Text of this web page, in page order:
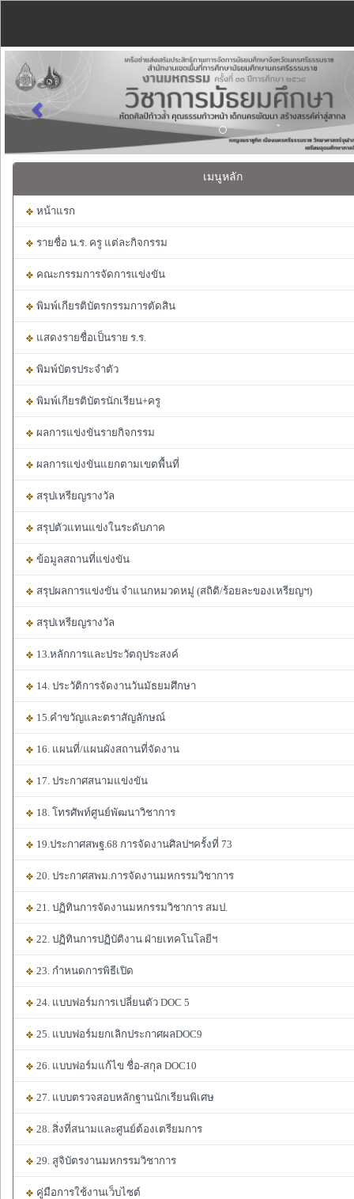
เมนูหลัก
หน้าแรก
รายชื่อ น.ร. ครู แต่ละกิจกรรม
คณะกรรมการจัดการแข่งขัน
พิมพ์เกียรติบัตรกรรมการตัดสิน
แสดงรายชื่อเป็นราย ร.ร.
พิมพ์บัตรประจำตัว
พิมพ์เกียรติบัตรนักเรียน+ครู
ผลการแข่งขันรายกิจกรรม
ผลการแข่งขันแยกตามเขตพื้นที่
สรุปเหรียญรางวัล
สรุปตัวแทนแข่งในระดับภาค
ข้อมูลสถานที่แข่งขัน
สรุปผลการแข่งขัน จำแนกหมวดหมู่ (สถิติ/ร้อยละของเหรียญฯ)
สรุปเหรียญรางวัล
13.หลักการและประวัตถุประสงค์
14. ประวัติการจัดงานวันมัธยมศึกษา
15.คำขวัญและตราสัญลักษณ์
16. แผนที่/แผนผังสถานที่จัดงาน
17. ประกาศสนามแข่งขัน
18. โทรศัพท์ศูนย์พัฒนาวิชาการ
19.ประกาศสพฐ.68 การจัดงานศิลปฯครั้งที่ 73
20. ประกาศสพม.การจัดงานมหกรรมวิชาการ
21. ปฏิทินการจัดงานมหกรรมวิชาการ สมป.
22. ปฏิทินการปฏิบัติงาน ฝ่ายเทคโนโลยีฯ
23. กำหนดการพิธีเปิด
24. แบบฟอร์มการเปลี่ยนตัว DOC 5
25. แบบฟอร์มยกเลิกประกาศผลDOC9
26. แบบฟอร์มแก้ไข ชื่อ-สกุล DOC10
27. แบบตรวจสอบหลักฐานนักเรียนพิเศษ
28. สิ่งที่สนามและศูนย์ต้องเตรียมการ
29. สูจิบัตรงานมหกรรมวิชาการ
คู่มือการใช้งานเว็บไซต์